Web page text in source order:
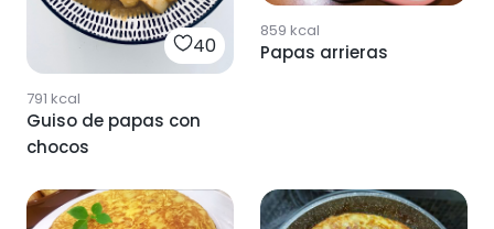
40
791 kcal
Guiso de papas con
chocos
859 kcal
Papas arrieras